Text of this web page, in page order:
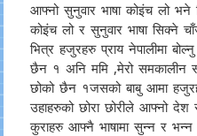
आफ्नो सुनुवार भाषा कोइंच लो
कोइंच लो र सुनुवार भाषा सिक्ने
भित्र हजुरहरु प्राय नेपालीमा
छैन १ अनि ममि ,मेरो समकालीन
छोको छैन १जसको बाबु आमा
उहाहरुको छोरा छोरीले आफ्नो देश
कुराहरु आफ्नै भाषामा सुन्न र